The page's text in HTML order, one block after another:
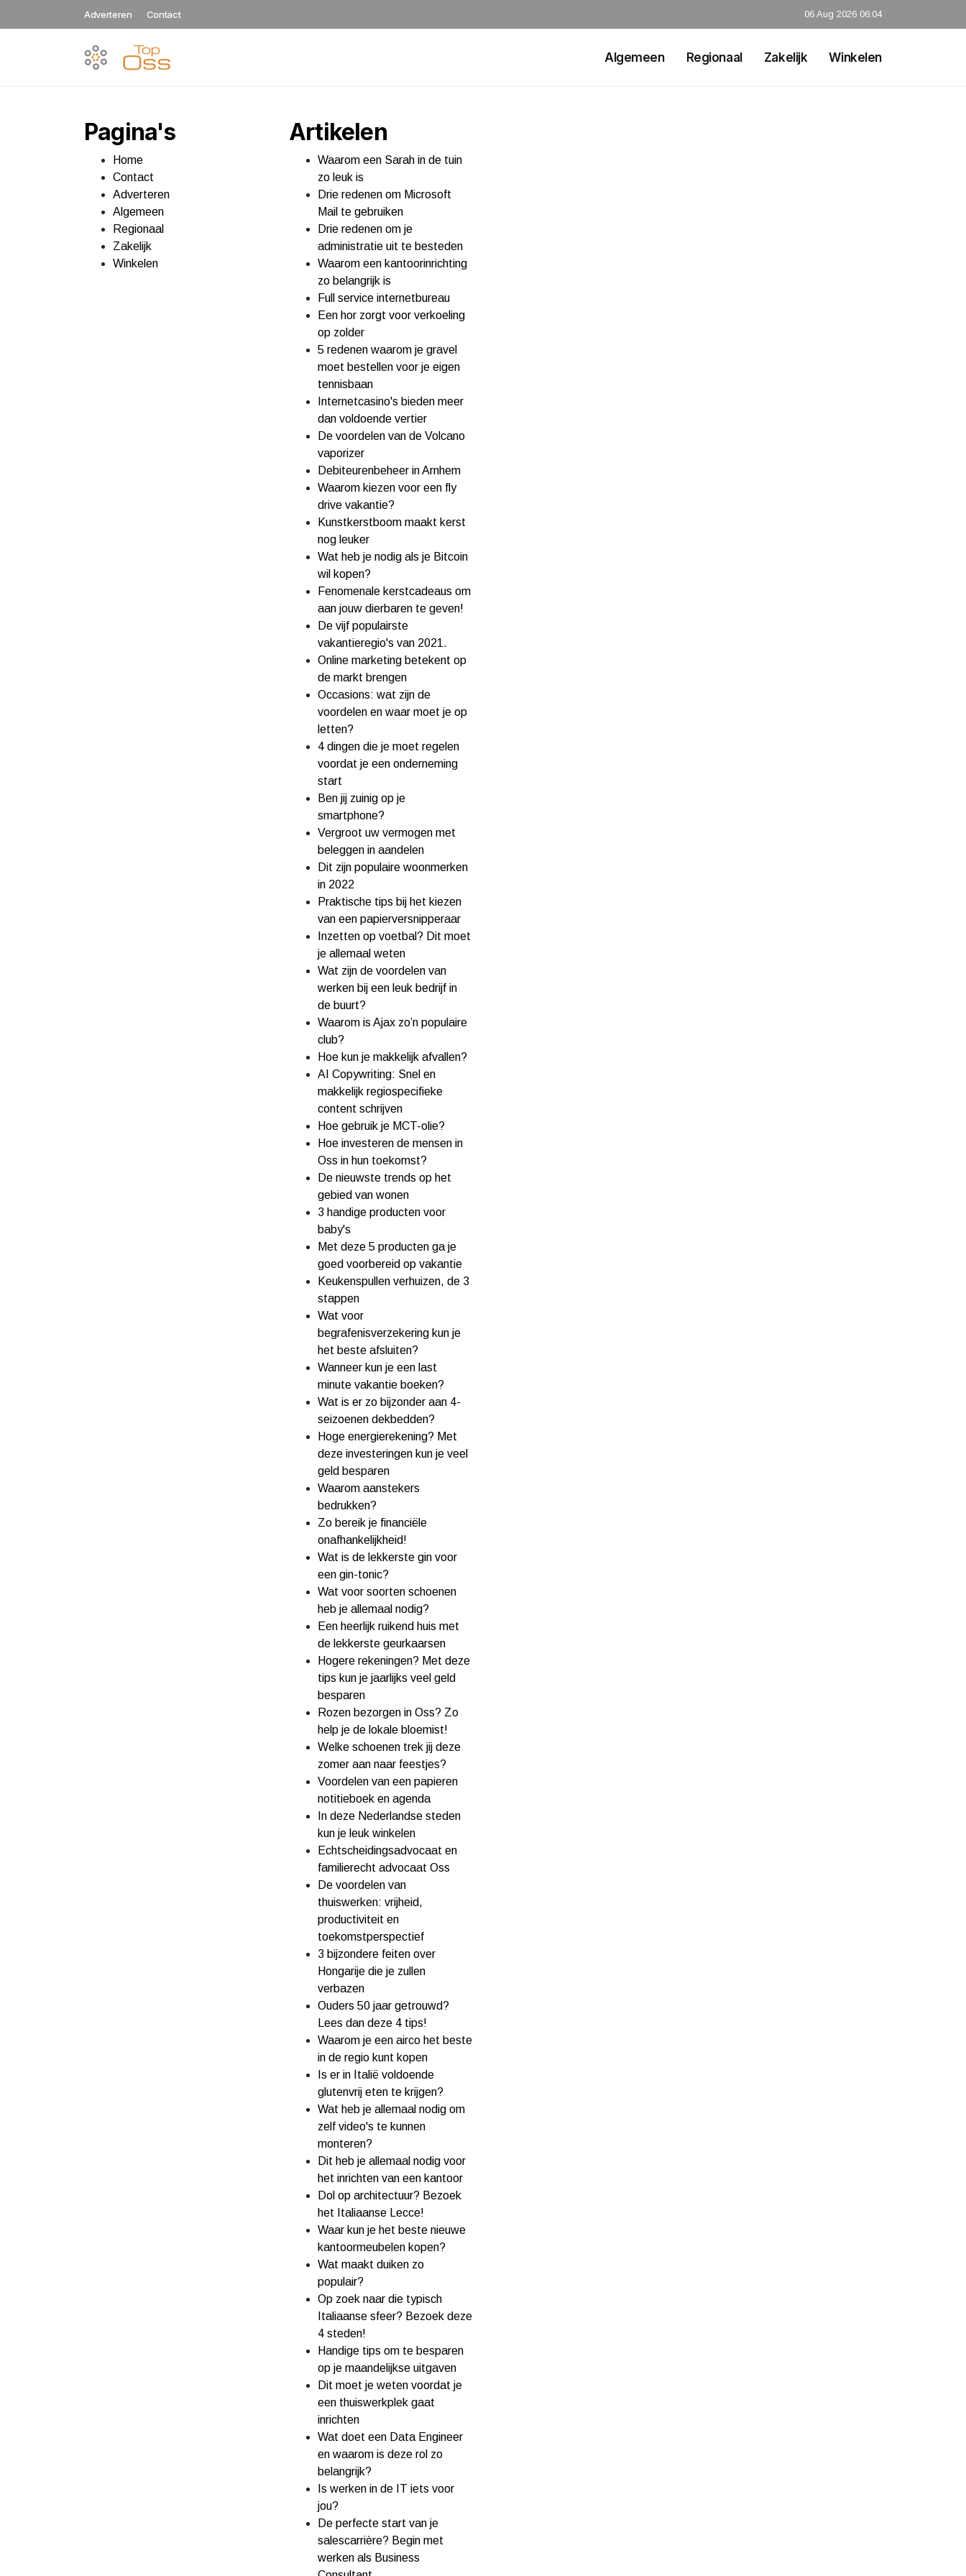
Adverteren Contact 06 Aug 2026 06:04
Algemeen Regionaal Zakelijk Winkelen
Pagina's
Home
Contact
Adverteren
Algemeen
Regionaal
Zakelijk
Winkelen
Artikelen
Waarom een Sarah in de tuin
zo leuk is
Drie redenen om Microsoft
Mail te gebruiken
Drie redenen om je
administratie uit te besteden
Waarom een kantoorinrichting
zo belangrijk is
Full service internetbureau
Een hor zorgt voor verkoeling
op zolder
5 redenen waarom je gravel
moet bestellen voor je eigen
tennisbaan
Internetcasino's bieden meer
dan voldoende vertier
De voordelen van de Volcano
vaporizer
Debiteurenbeheer in Arnhem
Waarom kiezen voor een fly
drive vakantie?
Kunstkerstboom maakt kerst
nog leuker
Wat heb je nodig als je Bitcoin
wil kopen?
Fenomenale kerstcadeaus om
aan jouw dierbaren te geven!
De vijf populairste
vakantieregio's van 2021.
Online marketing betekent op
de markt brengen
Occasions: wat zijn de
voordelen en waar moet je op
letten?
4 dingen die je moet regelen
voordat je een onderneming
start
Ben jij zuinig op je
smartphone?
Vergroot uw vermogen met
beleggen in aandelen
Dit zijn populaire woonmerken
in 2022
Praktische tips bij het kiezen
van een papierversnipperaar
Inzetten op voetbal? Dit moet
je allemaal weten
Wat zijn de voordelen van
werken bij een leuk bedrijf in
de buurt?
Waarom is Ajax zo’n populaire
club?
Hoe kun je makkelijk afvallen?
AI Copywriting: Snel en
makkelijk regiospecifieke
content schrijven
Hoe gebruik je MCT-olie?
Hoe investeren de mensen in
Oss in hun toekomst?
De nieuwste trends op het
gebied van wonen
3 handige producten voor
baby's
Met deze 5 producten ga je
goed voorbereid op vakantie
Keukenspullen verhuizen, de 3
stappen
Wat voor
begrafenisverzekering kun je
het beste afsluiten?
Wanneer kun je een last
minute vakantie boeken?
Wat is er zo bijzonder aan 4-
seizoenen dekbedden?
Hoge energierekening? Met
deze investeringen kun je veel
geld besparen
Waarom aanstekers
bedrukken?
Zo bereik je financiële
onafhankelijkheid!
Wat is de lekkerste gin voor
een gin-tonic?
Wat voor soorten schoenen
heb je allemaal nodig?
Een heerlijk ruikend huis met
de lekkerste geurkaarsen
Hogere rekeningen? Met deze
tips kun je jaarlijks veel geld
besparen
Rozen bezorgen in Oss? Zo
help je de lokale bloemist!
Welke schoenen trek jij deze
zomer aan naar feestjes?
Voordelen van een papieren
notitieboek en agenda
In deze Nederlandse steden
kun je leuk winkelen
Echtscheidingsadvocaat en
familierecht advocaat Oss
De voordelen van
thuiswerken: vrijheid,
productiviteit en
toekomstperspectief
3 bijzondere feiten over
Hongarije die je zullen
verbazen
Ouders 50 jaar getrouwd?
Lees dan deze 4 tips!
Waarom je een airco het beste
in de regio kunt kopen
Is er in Italië voldoende
glutenvrij eten te krijgen?
Wat heb je allemaal nodig om
zelf video's te kunnen
monteren?
Dit heb je allemaal nodig voor
het inrichten van een kantoor
Dol op architectuur? Bezoek
het Italiaanse Lecce!
Waar kun je het beste nieuwe
kantoormeubelen kopen?
Wat maakt duiken zo
populair?
Op zoek naar die typisch
Italiaanse sfeer? Bezoek deze
4 steden!
Handige tips om te besparen
op je maandelijkse uitgaven
Dit moet je weten voordat je
een thuiswerkplek gaat
inrichten
Wat doet een Data Engineer
en waarom is deze rol zo
belangrijk?
Is werken in de IT iets voor
jou?
De perfecte start van je
salescarrière? Begin met
werken als Business